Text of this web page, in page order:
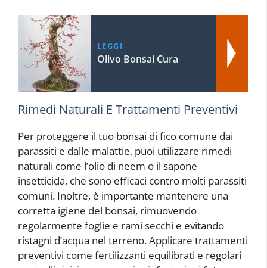
LEGGI
Olivo Bonsai Cura
Rimedi Naturali E Trattamenti Preventivi
Per proteggere il tuo bonsai di fico comune dai
parassiti e dalle malattie, puoi utilizzare rimedi
naturali come l’olio di neem o il sapone
insetticida, che sono efficaci contro molti parassiti
comuni. Inoltre, è importante mantenere una
corretta igiene del bonsai, rimuovendo
regolarmente foglie e rami secchi e evitando
ristagni d’acqua nel terreno. Applicare trattamenti
preventivi come fertilizzanti equilibrati e regolari